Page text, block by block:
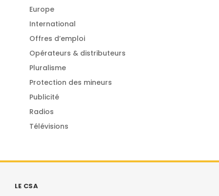
Europe
International
Offres d’emploi
Opérateurs & distributeurs
Pluralisme
Protection des mineurs
Publicité
Radios
Télévisions
LE CSA